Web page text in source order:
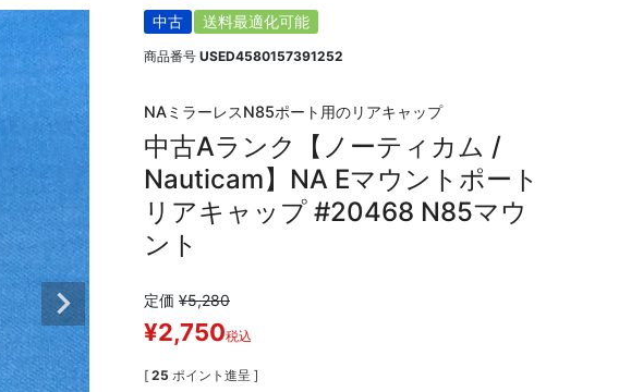
中古 送料最適化可能
商品番号 USED4580157391252
NAミラーレスN85ポート用のリアキャップ
中古Aランク【ノーティカム /
Nauticam】NA Eマウントポート
リアキャップ #20468 N85マウ
ント
定価 ¥5,280
¥2,750税込
[ 25 ポイント進呈 ]